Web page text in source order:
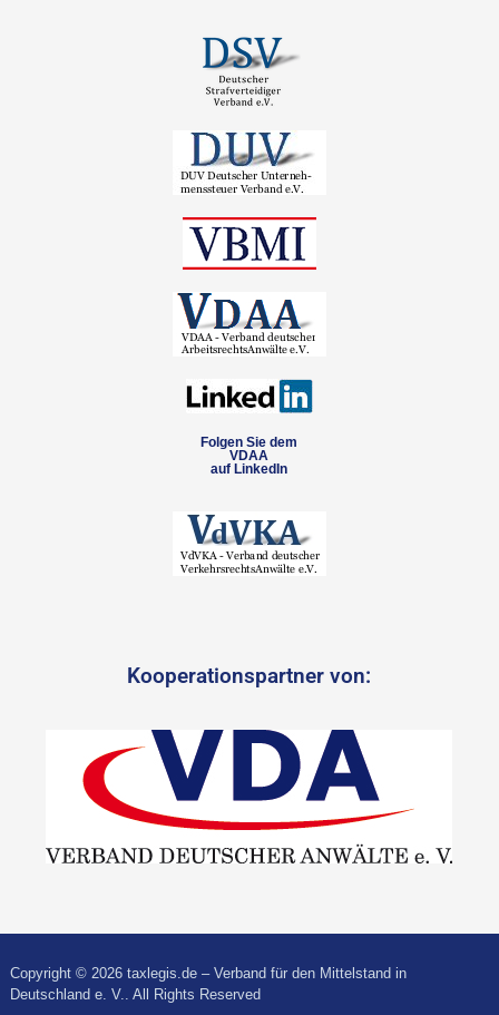
Folgen Sie dem
VDAA
auf LinkedIn
Kooperationspartner von:
Copyright © 2026 taxlegis.de – Verband für den Mittelstand in
Deutschland e. V.. All Rights Reserved